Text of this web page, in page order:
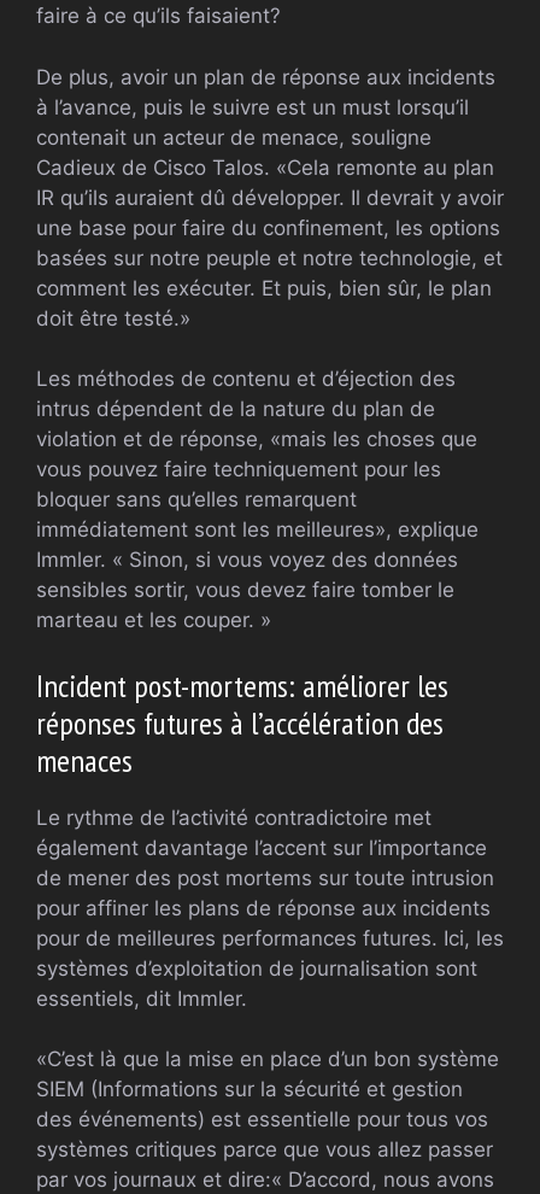
faire à ce qu’ils faisaient?
De plus, avoir un plan de réponse aux incidents
à l’avance, puis le suivre est un must lorsqu’il
contenait un acteur de menace, souligne
Cadieux de Cisco Talos. «Cela remonte au plan
IR qu’ils auraient dû développer. Il devrait y avoir
une base pour faire du confinement, les options
basées sur notre peuple et notre technologie, et
comment les exécuter. Et puis, bien sûr, le plan
doit être testé.»
Les méthodes de contenu et d’éjection des
intrus dépendent de la nature du plan de
violation et de réponse, «mais les choses que
vous pouvez faire techniquement pour les
bloquer sans qu’elles remarquent
immédiatement sont les meilleures», explique
Immler. « Sinon, si vous voyez des données
sensibles sortir, vous devez faire tomber le
marteau et les couper. »
Incident post-mortems: améliorer les
réponses futures à l’accélération des
menaces
Le rythme de l’activité contradictoire met
également davantage l’accent sur l’importance
de mener des post mortems sur toute intrusion
pour affiner les plans de réponse aux incidents
pour de meilleures performances futures. Ici, les
systèmes d’exploitation de journalisation sont
essentiels, dit Immler.
«C’est là que la mise en place d’un bon système
SIEM (Informations sur la sécurité et gestion
des événements) est essentielle pour tous vos
systèmes critiques parce que vous allez passer
par vos journaux et dire:« D’accord, nous avons